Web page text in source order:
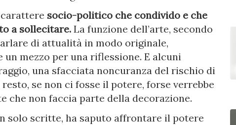
socio-politico che condivido e che
a sollecitare. La funzione dell’arte, secondo
di attualità in modo originale,
mezzo per una riflessione. E alcuni
una sfacciata noncuranza del rischio di
se non ci fosse il potere, forse verrebbe
che non faccia parte della decorazione.
solo scritte, ha saputo affrontare il potere